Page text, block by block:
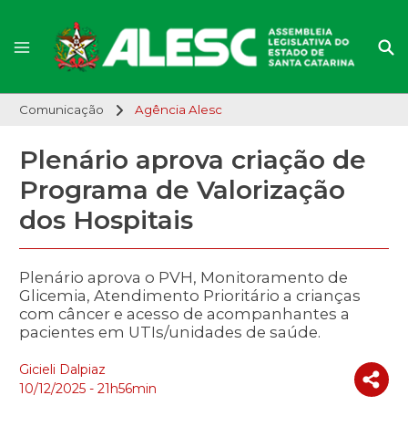
Comunicação Agência Alesc
Plenário aprova criação de
Programa de Valorização
dos Hospitais
Plenário aprova o PVH, Monitoramento de
Glicemia, Atendimento Prioritário a crianças
com câncer e acesso de acompanhantes a
pacientes em UTIs/unidades de saúde.
Gicieli Dalpiaz
10/12/2025 - 21h56min